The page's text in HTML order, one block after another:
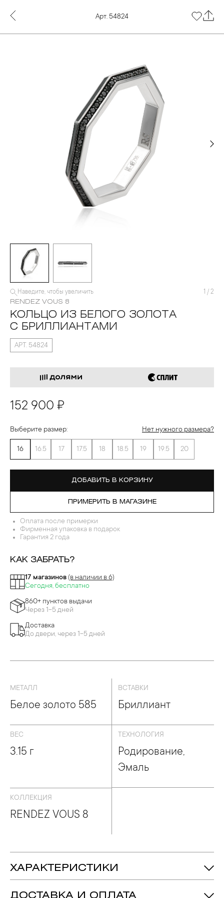
Арт. 54824
Наведите, чтобы увеличить 1 / 2
RENDEZ VOUS 8
КОЛЬЦО ИЗ БЕЛОГО ЗОЛОТА
С БРИЛЛИАНТАМИ
АРТ. 54824
152 900 ₽
Выберите размер: Нет нужного размера?
16 16.5 17 17.5 18 18.5 19 19.5 20
ДОБАВИТЬ В КОРЗИНУ
ПРИМЕРИТЬ В МАГАЗИНЕ
Оплата после примерки
Фирменная упаковка в подарок
Гарантия 2 года
КАК ЗАБРАТЬ?
17 магазинов (в наличии в 6)
Сегодня, бесплатно
860+ пунктов выдачи
Через 1-5 дней
Доставка
До двери, через 1-5 дней
МЕТАЛЛ
Белое золото 585
ВСТАВКИ
Бриллиант
ВЕС
3.15 г
ТЕХНОЛОГИЯ
Родирование,
Эмаль
КОЛЛЕКЦИЯ
RENDEZ VOUS 8
ХАРАКТЕРИСТИКИ
ДОСТАВКА И ОПЛАТА